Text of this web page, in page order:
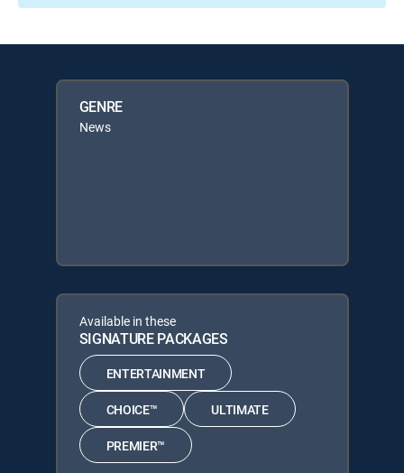
GENRE
News
Available in these
SIGNATURE PACKAGES
ENTERTAINMENT
CHOICE™ ULTIMATE
PREMIER™